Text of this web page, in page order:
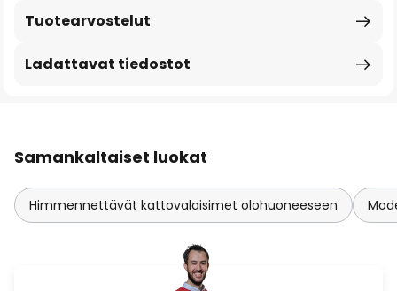
Tuotearvostelut
Ladattavat tiedostot
Samankaltaiset luokat
Himmennettävät kattovalaisimet olohuoneeseen